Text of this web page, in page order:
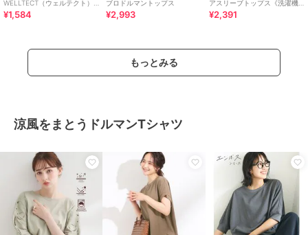
WELLTECT（ウェルテクト）
USAコットン フレアスリーブ
¥1,584
ブロドルマントップス
¥2,993
アスリーブトップス《洗濯機
OK》
¥2,391
もっとみる
涼風をまとうドルマンTシャツ